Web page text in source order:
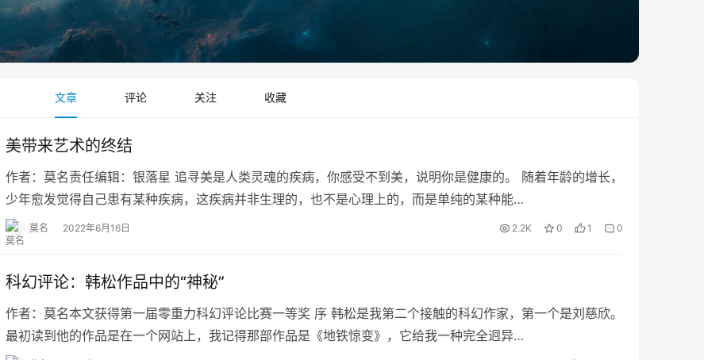
文章 评论 关注 收藏
美带来艺术的终结
作者：莫名责任编辑：银落星 追寻美是人类灵魂的疾病，你感受不到美，说明你是健康的。 随着年龄的增长，
少年愈发觉得自己患有某种疾病，这疾病并非生理的，也不是心理上的，而是单纯的某种能…
莫名 2022年6月16日 2.2K 0 1 0
科幻评论：韩松作品中的“神秘”
作者：莫名本文获得第一届零重力科幻评论比赛一等奖 序 韩松是我第二个接触的科幻作家，第一个是刘慈欣。
最初读到他的作品是在一个网站上，我记得那部作品是《地铁惊变》，它给我一种完全迥异…